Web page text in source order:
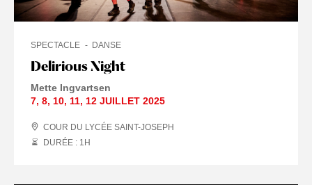
Delirious Night
SPECTACLE DANSE
Mette Ingvartsen
7, 8, 10, 11, 12 JUILLET 2025
COUR DU LYCÉE SAINT-JOSEPH
DURÉE : 1 H